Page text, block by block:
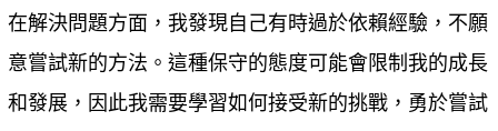
在解決問題方面，我發現自己有時過於依賴經驗，不願
意嘗試新的方法。這種保守的態度可能會限制我的成長
和發展，因此我需要學習如何接受新的挑戰，勇於嘗試